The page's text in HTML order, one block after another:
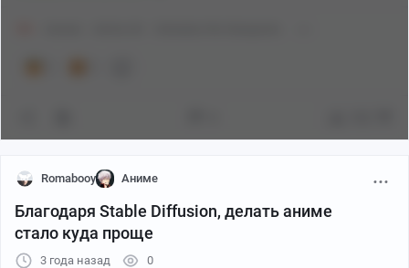
Romabooy Аниме
Благодаря Stable Diffusion, делать аниме
стало куда проще
3 года назад 0